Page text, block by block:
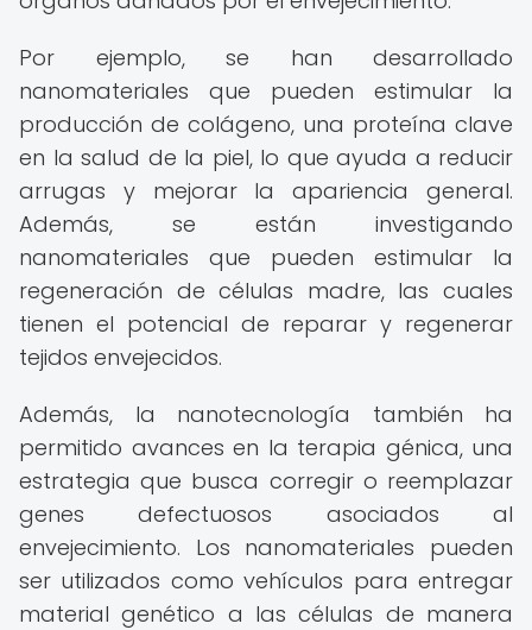
Por ejemplo, se han desarrollado
nanomateriales que pueden estimular la
producción de colágeno, una proteína clave
en la salud de la piel, lo que ayuda a reducir
arrugas y mejorar la apariencia general.
Además, se están investigando
nanomateriales que pueden estimular la
regeneración de células madre, las cuales
tienen el potencial de reparar y regenerar
tejidos envejecidos.
Además, la nanotecnología también ha
permitido avances en la terapia génica, una
estrategia que busca corregir o reemplazar
genes defectuosos asociados al
envejecimiento. Los nanomateriales pueden
ser utilizados como vehículos para entregar
material genético a las células de manera